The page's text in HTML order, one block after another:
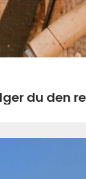
sådan vælger du